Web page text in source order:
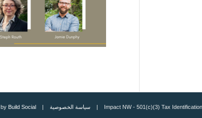
سياسة الخصوصية | Website developed by
Build Social